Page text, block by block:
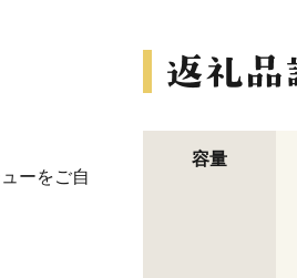
ーをご自
容量